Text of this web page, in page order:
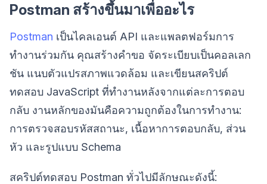
Postman สร้างขึ้นมาเพื่ออะไร
Postman เป็นไคลเอนต์ API และแพลตฟอร์มการ
ทำงานร่วมกัน คุณสร้างคำขอ จัดระเบียบเป็นคอลเลก
ชัน แนบตัวแปรสภาพแวดล้อม และเขียนสคริปต์
ทดสอบ JavaScript ที่ทำงานหลังจากแต่ละการตอบ
กลับ งานหลักของมันคือความถูกต้องในการทำงาน:
การตรวจสอบรหัสสถานะ, เนื้อหาการตอบกลับ, ส่วน
หัว และรูปแบบ Schema
สคริปต์ทดสอบ Postman ทั่วไปมีลักษณะดังนี้: